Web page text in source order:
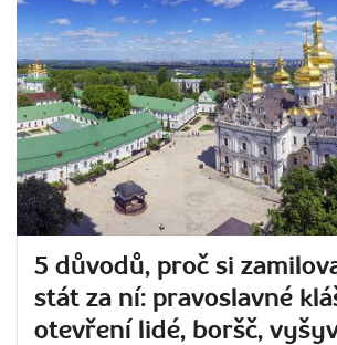
5 důvodů, proč si
stát za ní: pravoslavné
otevření lidé, boršč,